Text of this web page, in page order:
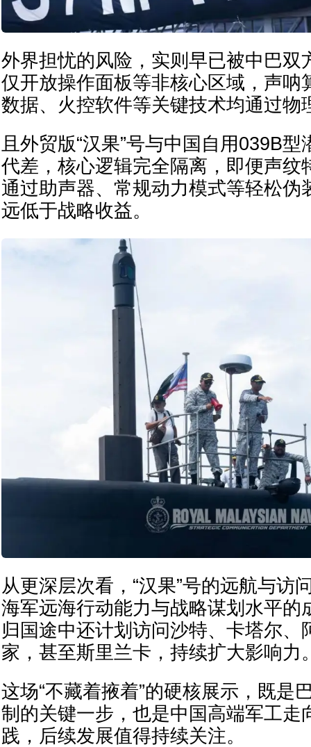
外界担忧的风险，实则早已被中巴双
仅开放操作面板等非核心区域，声呐
数据、火控软件等关键技术均通过物
且外贸版“汉果”号与中国自用039B
代差，核心逻辑完全隔离，即便声纹
通过助声器、常规动力模式等轻松伪
远低于战略收益。
从更深层次看，“汉果”号的远航与访
海军远海行动能力与战略谋划水平的
归国途中还计划访问沙特、卡塔尔、
家，甚至斯里兰卡，持续扩大影响力
这场“不藏着掖着”的硬核展示，既是
制的关键一步，也是中国高端军工走
践，后续发展值得持续关注。